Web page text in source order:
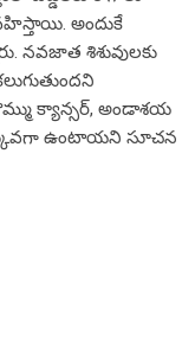
అందుకే
నవజాత శిశువులకు
క్యాన్సర్, అండాశయ
ఉంటాయని సూచన